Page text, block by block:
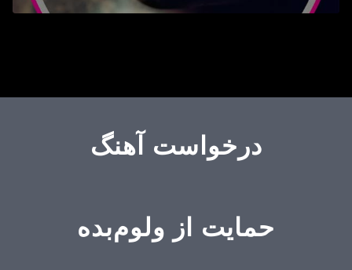
درخواست آهنگ
حمایت از ولوم‌بده